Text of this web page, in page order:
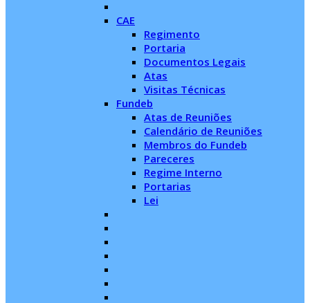
CAE
Regimento
Portaria
Documentos Legais
Atas
Visitas Técnicas
Fundeb
Atas de Reuniões
Calendário de Reuniões
Membros do Fundeb
Pareceres
Regime Interno
Portarias
Lei